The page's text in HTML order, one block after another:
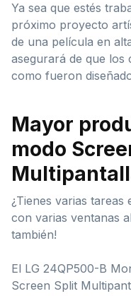
Ya sea que estés
próximo proyecto
de una película en
asegurará de que los
como fueron
Mayor
modo
¿Tienes varias tareas
con varias ventanas
también!
El LG 24QP500-B
Screen Split